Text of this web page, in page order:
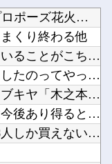
【画像】AIレベルの綺麗すぎるプロポーズ花火が打ち上がる㊗?...
くり終わる他
韓国人「一般的な日本人が考えていることがこちら…」→「えっ？...
【衝撃】鬼滅があそこまでヒットしたのってやっぱ「ノイズ」が一...
【カードキャプターさくら】コトブキヤ「木之本桜 [包囲(シー...
【グラボ】物がありません返金は今後あり得ると思ってるのでサブ...
【画像あり】昨日の銀だこ、「88人しか買えない88円」に大行...